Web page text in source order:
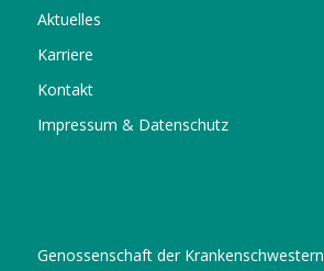
Aktuelles
Karriere
Kontakt
Impressum & Datenschutz
Genossenschaft der Krankenschwestern